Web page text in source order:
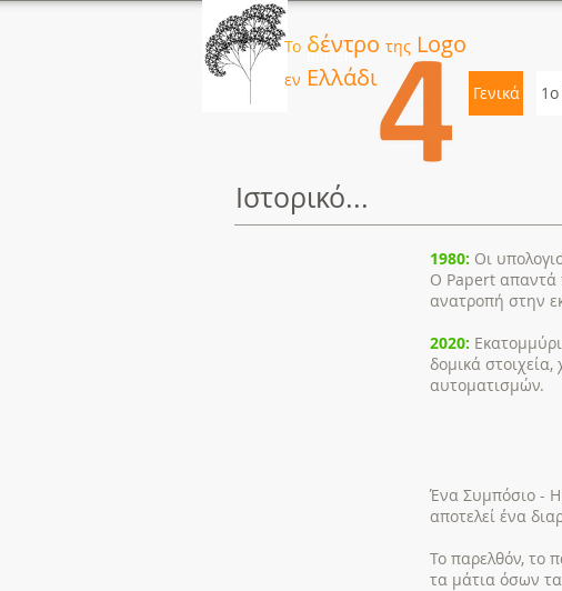
Το δέντρο της Logo
εν Ελλάδι
Button
Γενικά
Ιστορικό...
1980: Οι
Ο Papert απαντά
ανατροπή στην
2020:
δομικά
αυτοματισμών.
Ένα Συμπόσιο -
αποτελεί ένα
Το παρελθόν, το
τα μάτια όσων